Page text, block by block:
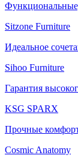
Sitzone Furniture
Идеальное
Sihoo Furniture
Гарантия
KSG SPARX
Прочные
Cosmic Anatomy